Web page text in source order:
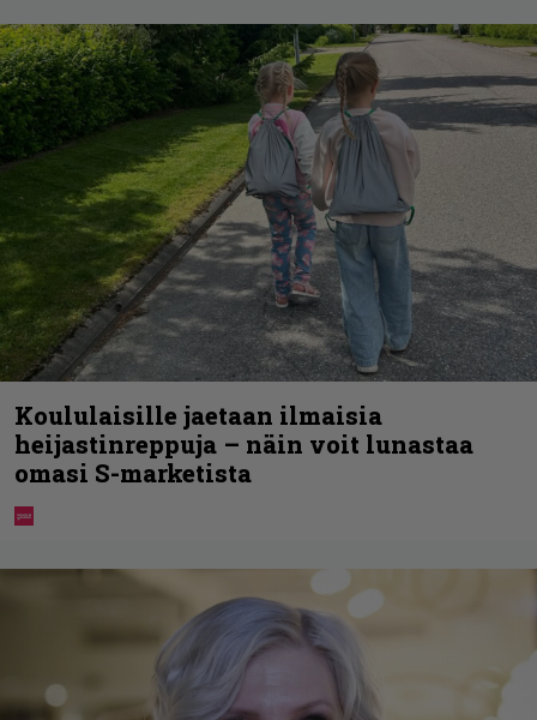
Koululaisille jaetaan ilmaisia
heijastinreppuja – näin voit lunastaa
omasi S-marketista